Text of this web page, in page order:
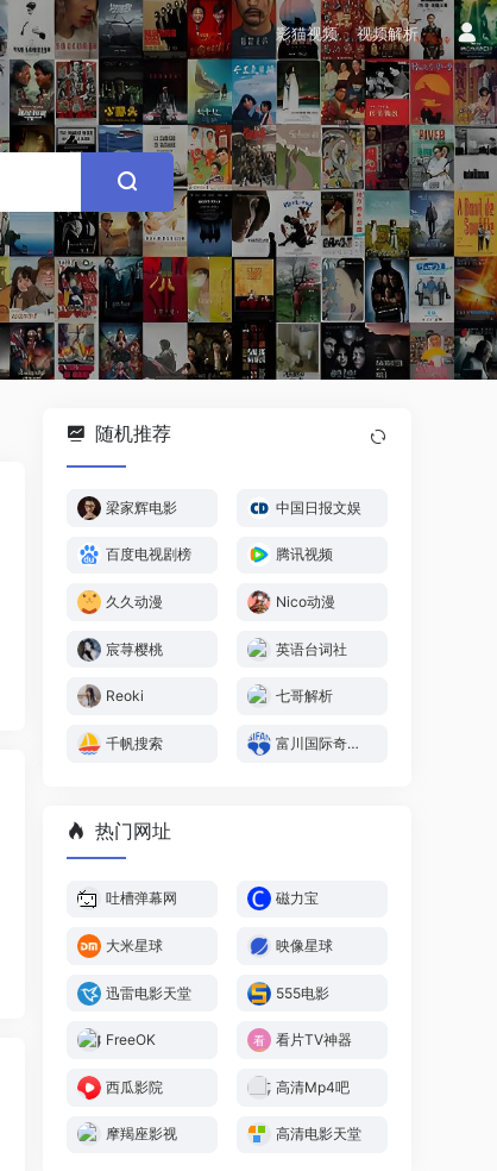
影猫视频 视频解析
随机推荐
梁家辉电影 中国日报文娱
百度电视剧榜 腾讯视频
久久动漫 Nico动漫
宸荨樱桃 英语台词社
Reoki 七哥解析
千帆搜索 富川国际奇幻电影节
热门网址
吐槽弹幕网 磁力宝
大米星球 映像星球
迅雷电影天堂 555电影
FreeOK 看片TV神器
西瓜影院 高清Mp4吧
摩羯座影视 高清电影天堂